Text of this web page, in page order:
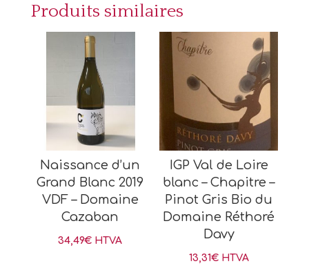
Produits similaires
Naissance d’un
Grand Blanc 2019
VDF – Domaine
Cazaban
34,49€ HTVA
IGP Val de Loire
blanc – Chapitre –
Pinot Gris Bio du
Domaine Réthoré
Davy
13,31€ HTVA